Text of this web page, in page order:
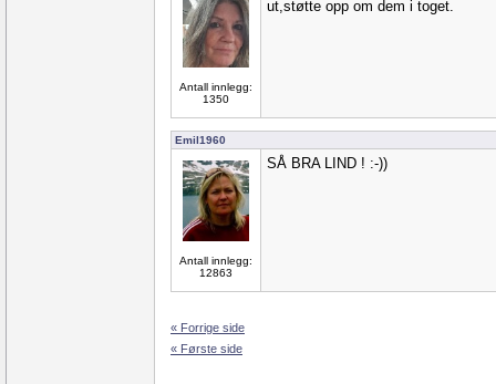
Antall innlegg:
1350
ut,støtte opp om dem i toget.
Emil1960
Antall innlegg:
12863
SÅ BRA LIND ! :-))
« Forrige side
« Første side